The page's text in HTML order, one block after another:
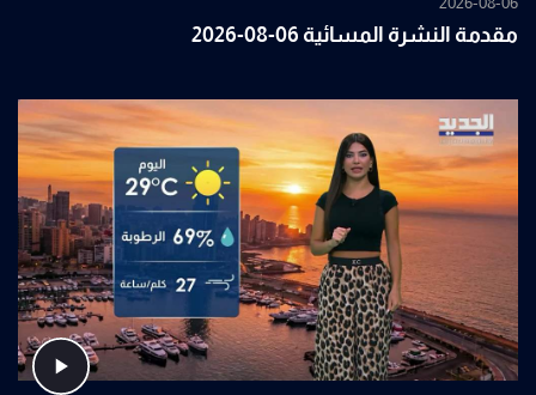
مقدمة النشرة المسائية 06-08-2026